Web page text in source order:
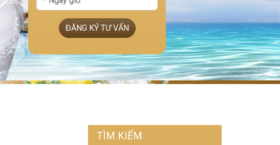
ĐĂNG KÝ TƯ VẤN
TÌM KIẾM